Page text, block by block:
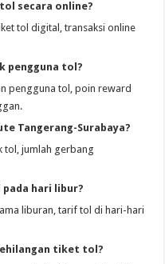
secara online?
tol digital, transaksi online
pengguna tol?
pengguna tol, poin reward
Tangerang-Surabaya?
tol, jumlah gerbang
hari libur?
liburan, tarif tol di hari-hari
tiket tol?